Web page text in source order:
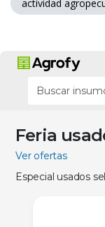
actividad
Feria
Ver ofertas
Especial usados